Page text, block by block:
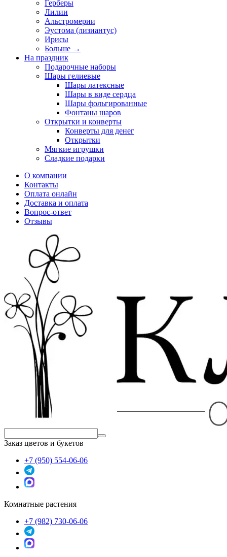
Герберы
Лилии
Альстромерии
Эустома (лизиантус)
Ирисы
Больше →
На праздник
Подарочные наборы
Шары гелиевые
Шары латексные
Шары в виде сердца
Шары фольгированные
Фонтаны шаров
Открытки и конверты
Конверты для денег
Открытки
Мягкие игрушки
Сладкие подарки
О компании
Контакты
Оплата онлайн
Доставка и оплата
Вопрос-ответ
Отзывы
Заказ цветов и букетов
+7 (950) 554-06-06
Комнатные растения
+7 (982) 730-06-06